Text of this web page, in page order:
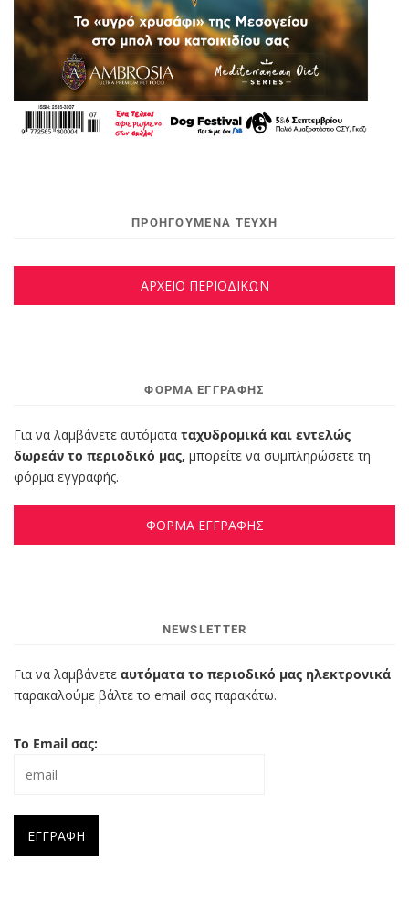
ΠΡΟΗΓΟΥΜΕΝΑ ΤΕΥΧΗ
ΑΡΧΕΙΟ ΠΕΡΙΟΔΙΚΩΝ
ΦΌΡΜΑ ΕΓΓΡΑΦΉΣ
Για να λαμβάνετε αυτόματα ταχυδρομικά και εντελώς
δωρεάν το περιοδικό μας, μπορείτε να συμπληρώσετε τη
φόρμα εγγραφής.
ΦΟΡΜΑ ΕΓΓΡΑΦΗΣ
NEWSLETTER
Για να λαμβάνετε αυτόματα το περιοδικό μας ηλεκτρονικά
παρακαλούμε βάλτε το email σας παρακάτω.
Το Email σας: